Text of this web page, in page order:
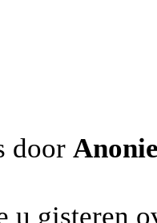
door
u gisteren